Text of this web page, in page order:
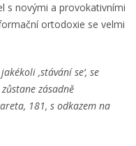
s novými a provokativními
ortodoxie se velmi
‚stávání se‘, se
zásadně
181, s odkazem na